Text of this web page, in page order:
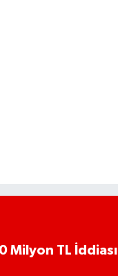
Milyon TL İddiası